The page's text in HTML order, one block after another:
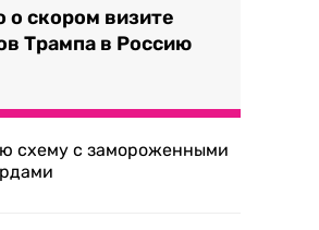
о скором визите
Трампа в Россию
схему с замороженными